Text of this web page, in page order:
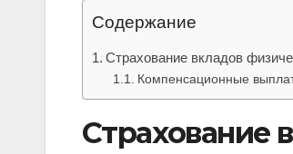
Содержание
Страхование вкладов
Компенсационные
Страхование